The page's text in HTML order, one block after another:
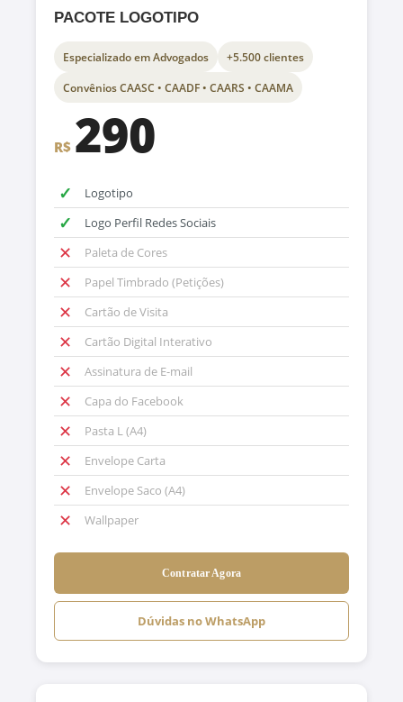
PACOTE LOGOTIPO
Especializado em Advogados +5.500 clientes
Convênios CAASC • CAADF • CAARS • CAAMA
R$ 290
✓ Logotipo
✓ Logo Perfil Redes Sociais
✕ Paleta de Cores
✕ Papel Timbrado (Petições)
✕ Cartão de Visita
✕ Cartão Digital Interativo
✕ Assinatura de E-mail
✕ Capa do Facebook
✕ Pasta L (A4)
✕ Envelope Carta
✕ Envelope Saco (A4)
✕ Wallpaper
Contratar Agora
Dúvidas no WhatsApp